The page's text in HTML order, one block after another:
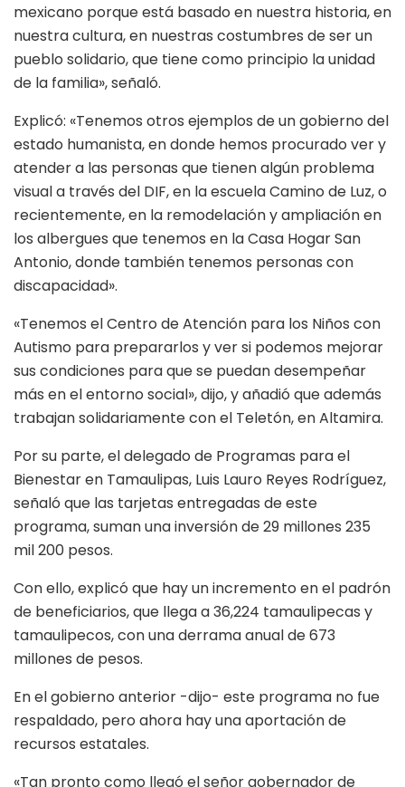
mexicano porque está basado en nuestra historia, en
nuestra cultura, en nuestras costumbres de ser un
pueblo solidario, que tiene como principio la unidad
de la familia», señaló.
Explicó: «Tenemos otros ejemplos de un gobierno del
estado humanista, en donde hemos procurado ver y
atender a las personas que tienen algún problema
visual a través del DIF, en la escuela Camino de Luz, o
recientemente, en la remodelación y ampliación en
los albergues que tenemos en la Casa Hogar San
Antonio, donde también tenemos personas con
discapacidad».
«Tenemos el Centro de Atención para los Niños con
Autismo para prepararlos y ver si podemos mejorar
sus condiciones para que se puedan desempeñar
más en el entorno social», dijo, y añadió que además
trabajan solidariamente con el Teletón, en Altamira.
Por su parte, el delegado de Programas para el
Bienestar en Tamaulipas, Luis Lauro Reyes Rodríguez,
señaló que las tarjetas entregadas de este
programa, suman una inversión de 29 millones 235
mil 200 pesos.
Con ello, explicó que hay un incremento en el padrón
de beneficiarios, que llega a 36,224 tamaulipecas y
tamaulipecos, con una derrama anual de 673
millones de pesos.
En el gobierno anterior -dijo- este programa no fue
respaldado, pero ahora hay una aportación de
recursos estatales.
«Tan pronto como llegó el señor gobernador de